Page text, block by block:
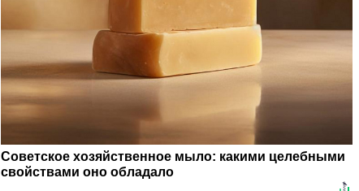
Советское хозяйственное мыло: какими целебными
свойствами оно обладало